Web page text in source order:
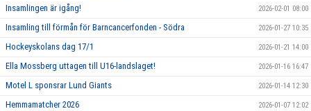
Insamlingen är igång! 2026-02-01 08:00
Insamling till förmån för Barncancerfonden - Södra 2026-01-27 10:35
Hockeyskolans dag 17/1 2026-01-21 14:00
Ella Mossberg uttagen till U16-landslaget! 2026-01-16 16:47
Motel L sponsrar Lund Giants 2026-01-14 12:30
Hemmamatcher 2026 2026-01-07 12:02